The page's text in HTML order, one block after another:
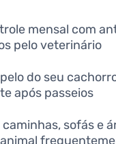
mensal com
pelo veterinário
do seu
após passeios
sofás e